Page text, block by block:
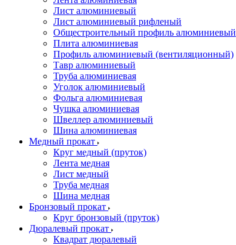
Лист алюминиевый
Лист алюминиевый рифленый
Общестроительный профиль алюминиевый
Плита алюминиевая
Профиль алюминиевый (вентиляционный)
Тавр алюминиевый
Труба алюминиевая
Уголок алюминиевый
Фольга алюминиевая
Чушка алюминиевая
Швеллер алюминиевый
Шина алюминиевая
Медный прокат
Круг медный (пруток)
Лента медная
Лист медный
Труба медная
Шина медная
Бронзовый прокат
Круг бронзовый (пруток)
Дюралевый прокат
Квадрат дюралевый